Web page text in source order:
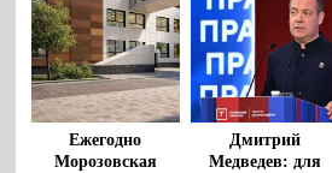
Ежегодно
Морозовская
Дмитрий
Медведев: для